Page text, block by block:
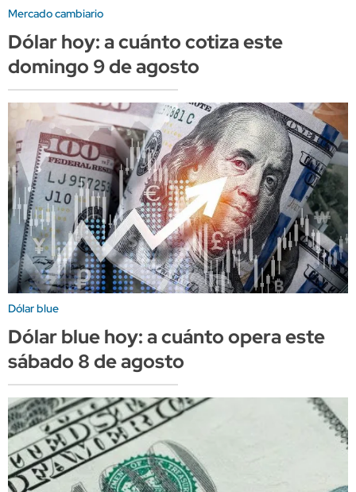
Mercado cambiario
Dólar hoy: a cuánto cotiza este
domingo 9 de agosto
Dólar blue
Dólar blue hoy: a cuánto opera este
sábado 8 de agosto